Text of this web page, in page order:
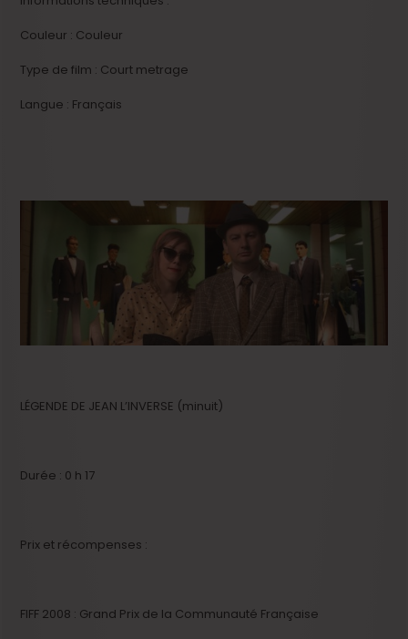
Couleur : Couleur
Type de film : Court metrage
Langue : Français
LÉGENDE DE JEAN L’INVERSE (minuit)
Durée : 0 h 17
Prix et récompenses :
FIFF 2008 : Grand Prix de la Communauté Française